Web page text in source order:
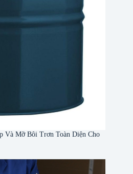
Và Mỡ Bôi Trơn Toàn Diện Cho